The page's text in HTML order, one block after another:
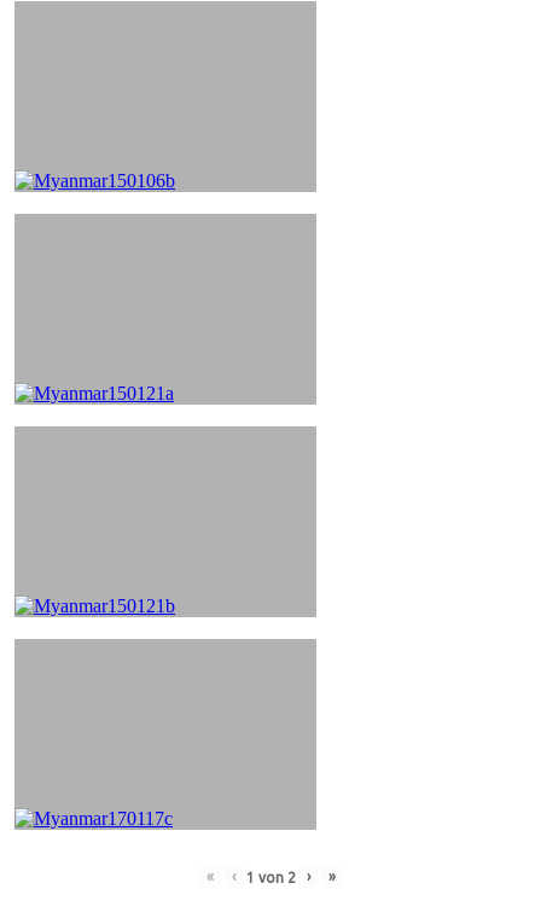
« ‹ 1 von 2 › »